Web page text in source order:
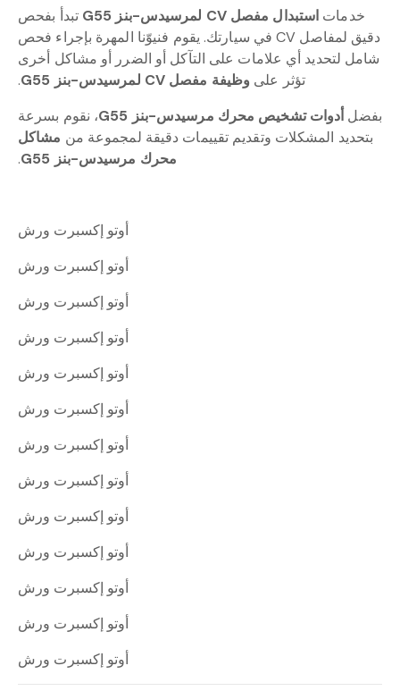
خدمات استبدال مفصل CV لمرسيدس-بنز G55
تبدأ بفحص
دقيق لمفاصل CV في سيارتك. يقوم فنيوّنا المهرة بإجراء فحص
شامل لتحديد أي علامات على التآكل أو الضرر أو مشاكل أخرى
تؤثر على وظيفة مفصل CV لمرسيدس-بنز G55
.
بفضلأدوات تشخيص محرك مرسيدس-بنز G55
، نقوم بسرعة
بتحديد المشكلات وتقديم تقييمات دقيقة لمجموعة من مشاكل
محرك مرسيدس-بنز G55
.
أوتو إكسبرت ورش
أوتو إكسبرت ورش
أوتو إكسبرت ورش
أوتو إكسبرت ورش
أوتو إكسبرت ورش
أوتو إكسبرت ورش
أوتو إكسبرت ورش
أوتو إكسبرت ورش
أوتو إكسبرت ورش
أوتو إكسبرت ورش
أوتو إكسبرت ورش
أوتو إكسبرت ورش
أوتو إكسبرت ورش